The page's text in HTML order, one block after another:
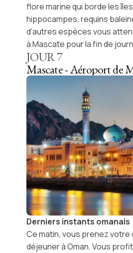
flore marine qui borde les
hippocampes, requins
d’autres espèces vous
àMascate pour la fin de
JOUR7
Mascate - Aéroport de
Derniers instants omanais
Ce matin, vous prenez
déjeuner à Oman. Vous